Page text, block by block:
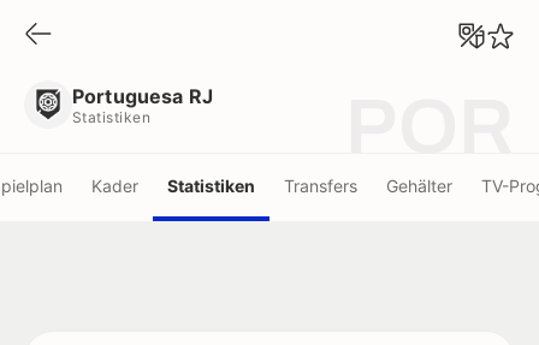
Portuguesa RJ
Statistiken
Kader Statistiken Transfers Gehälter TV-